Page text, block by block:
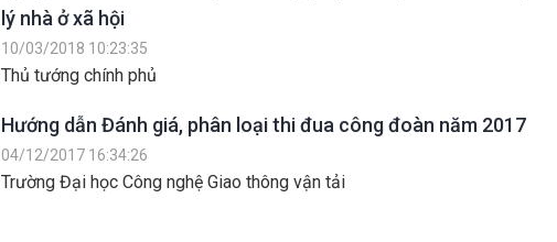
lý nhà ở xã hội
10/03/2018 10:23:35
Thủ tướng chính phủ
Hướng dẫn Đánh giá, phân loại thi đua công đoàn năm 2017
04/12/2017 16:34:26
Trường Đại học Công nghệ Giao thông vận tải